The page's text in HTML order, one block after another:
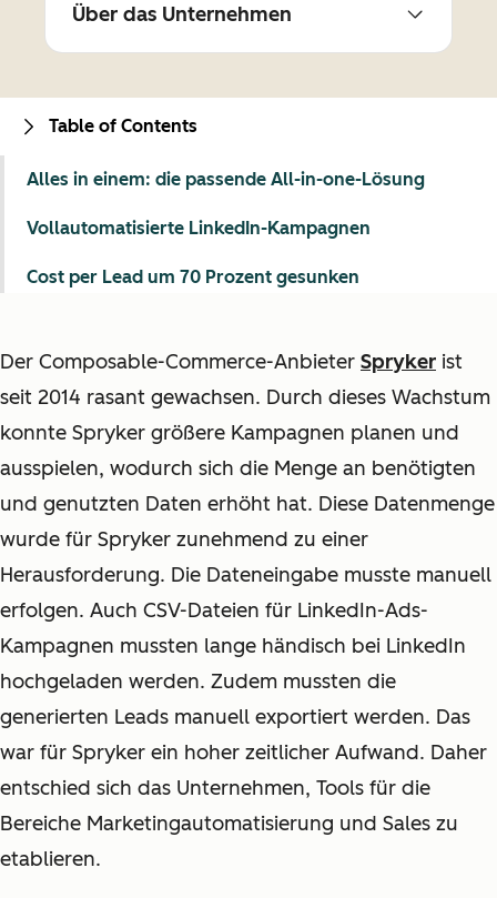
Über das Unternehmen
Der Composable-Commerce-Anbieter Spryker ist
seit 2014 rasant gewachsen. Durch dieses Wachstum
konnte Spryker größere Kampagnen planen und
ausspielen, wodurch sich die Menge an benötigten
und genutzten Daten erhöht hat. Diese Datenmenge
wurde für Spryker zunehmend zu einer
Herausforderung. Die Dateneingabe musste manuell
erfolgen. Auch CSV-Dateien für LinkedIn-Ads-
Kampagnen mussten lange händisch bei LinkedIn
hochgeladen werden. Zudem mussten die
generierten Leads manuell exportiert werden. Das
war für Spryker ein hoher zeitlicher Aufwand. Daher
entschied sich das Unternehmen, Tools für die
Bereiche Marketingautomatisierung und Sales zu
etablieren.
Table of Contents
Alles in einem: die passende All-in-one-Lösung
Vollautomatisierte LinkedIn-Kampagnen
Cost per Lead um 70 Prozent gesunken